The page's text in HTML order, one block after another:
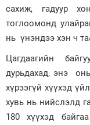
сахиж, гадуур
тоглоомонд
нь үнэндээ хэн ч
Цагдаагийн
дурьдахад, энэ
хүрээгүй хүүхэд
хувь нь нийслэлд
180 хүүхэд